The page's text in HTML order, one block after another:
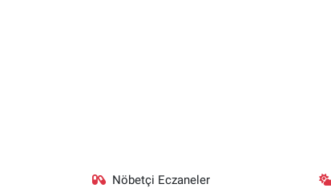
Nöbetçi Eczaneler